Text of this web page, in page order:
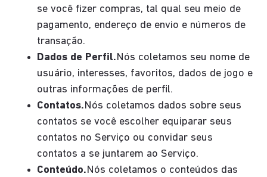
se você fizer compras, tal qual seu meio de
pagamento, endereço de envio e números de
transação.
Dados de Perfil.Nós coletamos seu nome de
usuário, interesses, favoritos, dados de jogo e
outras informações de perfil.
Contatos.Nós coletamos dados sobre seus
contatos se você escolher equiparar seus
contatos no Serviço ou convidar seus
contatos a se juntarem ao Serviço.
Conteúdo.Nós coletamos o conteúdos das